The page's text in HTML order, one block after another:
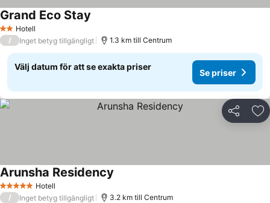
2 Stjärnor
Hotell
Grand Eco Stay
/ Inget betyg tillgängligt 1.3 km till Centrum
Välj datum för att se exakta priser
Se priser
Dela
5 Stjärnor Hotell
Arunsha Residency
/ Inget betyg tillgängligt 3.2 km till Centrum